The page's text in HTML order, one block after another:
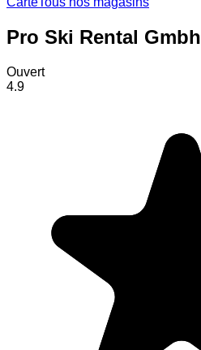
Pro Ski Rental Gmbh
Ouvert
4.9